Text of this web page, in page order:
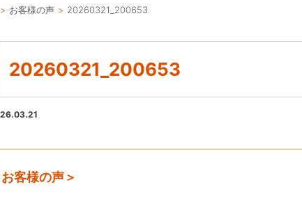
お客様の声 20260321_200653
20260321_200653
お客様の声＞